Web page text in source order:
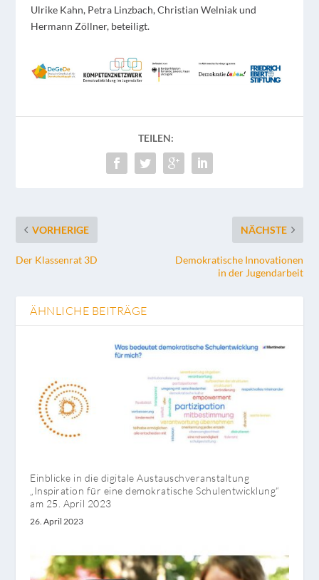
Ulrike Kahn, Petra Linzbach, Christian Welniak und
Hermann Zöllner, beteiligt.
TEILEN:
VORHERIGE
Der Klassenrat 3D
NÄCHSTE
Demokratische Innovationen
in der Jugendarbeit
ÄHNLICHE BEITRÄGE
Einblicke in die digitale Austauschveranstaltung
„Inspiration für eine demokratische Schulentwicklung“
am 25. April 2023
26. April 2023